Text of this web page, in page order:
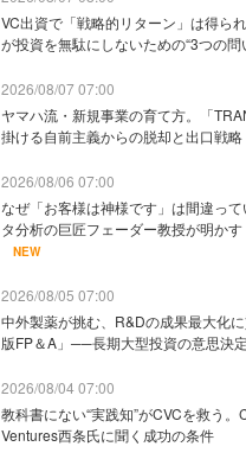
VC出資で「戦略的リターン」は得ら
が投資を無駄にしないための“3つの問
2026/08/07 07:00
ヤマハ流・新規事業の育て方。「
掛ける自前主義からの脱却と出口戦略
2026/08/06 07:00
なぜ「お客様は神様です」は間違っ
タ分析の巨匠フェーダー教授が明か
NEW
2026/08/05 07:00
中外製薬が挑む、R&Dの成果最大化
版FP＆A」──長期大型投資の意思決
2026/08/04 07:00
教科書にない“実践知”がCVCを救う
Ventures西条氏に聞く成功の条件